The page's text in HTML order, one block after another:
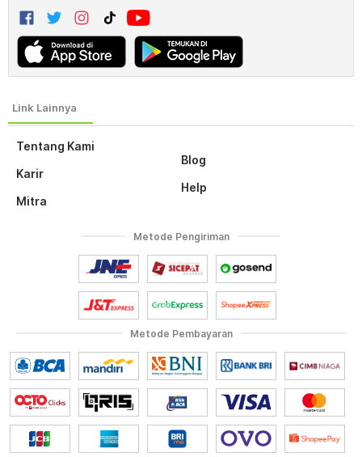
Tentang Kami
Karir
Mitra
Blog
Help
Metode Pembayaran
Metode Pengiriman